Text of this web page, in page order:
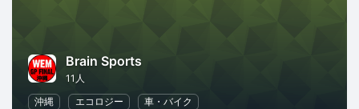
Brain Sports
11人
沖縄
エコロジー 車・バイク